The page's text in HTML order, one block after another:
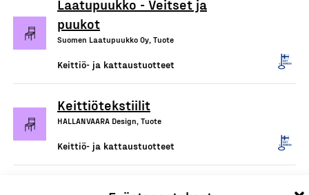
Laatupuukko - Veitset ja
puukot
Suomen Laatupuukko Oy, Tuote
Keittiö- ja kattaustuotteet
Keittiötekstiilit
HALLANVAARA Design, Tuote
Keittiö- ja kattaustuotteet